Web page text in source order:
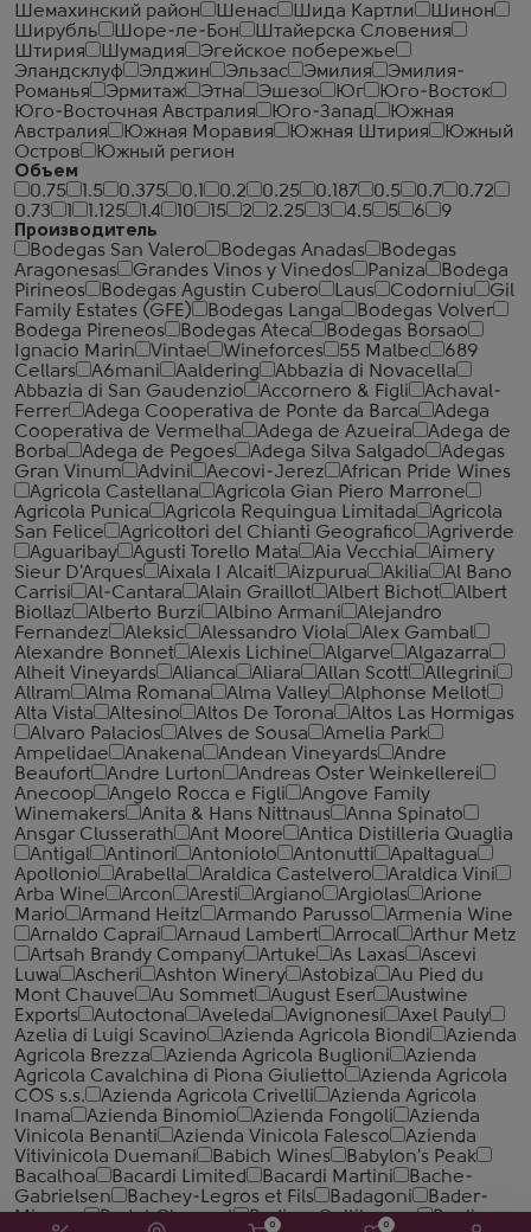
0 0
Шемахинский район
Шенас Шида Картли
Шинон
Ширубль
Шоре-ле-Бон
Штайерска Словения
Штирия
Шумадия
Эгейское побережье
Эландсклуф
Элджин Эльзас Эмилия
Эмилия-
Романья
Эрмитаж Этна Эшезо Юг
Юго-Восток
Юго-Восточная Австралия
Юго-Запад
Южная
Австралия
Южная Моравия Южная Штирия
Южный
Остров
Южный регион
Объем
0.75
1.5 0.375 0.1 0.2 0.25 0.187 0.5 0.7
0.72
0.73
1.125 1.4 10 15 2 2.25 3 4.5 5 6
9
Производитель
Bodegas San Valero
Bodegas Anadas
Bodegas
Aragonesas
Grandes Vinos y Vinedos Paniza
Bodega
Pirineos
Bodegas Agustin Cubero Laus Codorniu
Gil
Family Estates (GFE)
Bodegas Langa
Bodegas Volver
Bodega Pireneos
Bodegas Ateca
Bodegas Borsao
Ignacio Marin
Vintae Wineforces 55 Malbec
689
Cellars
A6mani Aaldering
Abbazia di Novacella
Abbazia di San Gaudenzio
Accornero & Figli
Achaval-
Ferrer
Adega Cooperativa de Ponte da Barca
Adega
Cooperativa de Vermelha
Adega de Azueira
Adega de
Borba
Adega de Pegoes Adega Silva Salgado
Adegas
Gran Vinum
Advini Aecovi-Jerez
African Pride Wines
Agricola Castellana
Agricola Gian Piero Marrone
Agricola Punica
Agricola Requingua Limitada
Agricola
San Felice
Agricoltori del Chianti Geografico
Agriverde
Aguaribay
Agusti Torello Mata Aia Vecchia
Aimery
Sieur D'Arques
Aixala I Alcait Aizpurua Akilia
Al Bano
Carrisi
Al-Cantara Alain Graillot Albert Bichot
Albert
Biollaz
Alberto Burzi Albino Armani
Alejandro
Fernandez
Aleksic Alessandro Viola
Alex Gambal
Alexandre Bonnet
Alexis Lichine Algarve
Algazarra
Alheit Vineyards
Alianca Aliara Allan Scott
Allegrini
Allram
Alma Romana Alma Valley
Alphonse Mellot
Alta Vista
Altesino Altos De Torona
Altos Las Hormigas
Alvaro Palacios
Alves de Sousa
Amelia Park
Ampelidae
Anakena Andean Vineyards
Andre
Beaufort
Andre Lurton
Andreas Oster Weinkellerei
Anecoop
Angelo Rocca е Figli
Angove Family
Winemakers
Anita & Hans Nittnaus
Anna Spinato
Ansgar Clusserath
Ant Moore
Antica Distilleria Quaglia
Antigal
Antinori Antoniolo Antonutti
Apaltagua
Apollonio
Arabella Araldica Castelvero
Araldica Vini
Arba Wine
Arcon Aresti Argiano Argiolas
Arione
Mario
Armand Heitz Armando Parusso
Armenia Wine
Arnaldo Caprai
Arnaud Lambert Arrocal
Arthur Metz
Artsah Brandy Company
Artuke As Laxas
Ascevi
Luwa
Ascheri Ashton Winery Astobiza
Au Pied du
Mont Chauve
Au Sommet August Eser
Austwine
Exports
Autoctona Aveleda Avignonesi
Axel Pauly
Azelia di Luigi Scavino
Azienda Agricola Biondi
Azienda
Agricola Brezza
Azienda Agricola Buglioni
Azienda
Agricola Cavalchina di Piona Giulietto
Azienda Agricola
COS s.s.
Azienda Agricola Crivelli
Azienda Agricola
Inama
Azienda Binomio Azienda Fongoli
Azienda
Vinicola Benanti
Azienda Vinicola Falesco
Azienda
Vitivinicola Duemani
Babich Wines
Babylon's Peak
Bacalhoa
Bacardi Limited Bacardi Martini
Bache-
Gabrielsen
Bachey-Legros et Fils Badagoni
Bader-
Mimeur
Badet Clement Badia a Coltibuono
Baglio